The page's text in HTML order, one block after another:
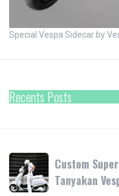
Special Vespa Sidecar by
Recents Posts
Custom
Super
white
Custom
Tanyakan